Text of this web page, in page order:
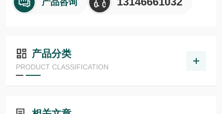
产品咨询
产品分类
PRODUCT CLASSIFICATION